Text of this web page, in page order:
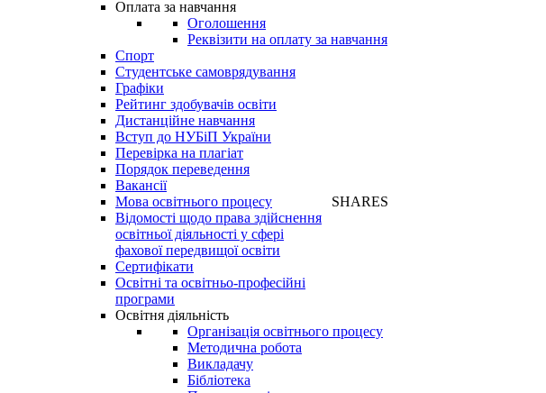
Оплата за навчання
Оголошення
Реквізити на оплату за навчання
Спорт
Студентське самоврядування
Графіки
Рейтинг здобувачів освіти
Дистанційне навчання
Вступ до НУБіП України
Перевірка на плагіат
Порядок переведення
Вакансії
Мова освітнього процесу
Відомості щодо права здійснення
освітньої діяльності у сфері
фахової передвищої освіти
Сертифікати
Освітні та освітньо-професійні
програми
Освітня діяльність
Організація освітнього процесу
Методична робота
Викладачу
Бібліотека
SHARES